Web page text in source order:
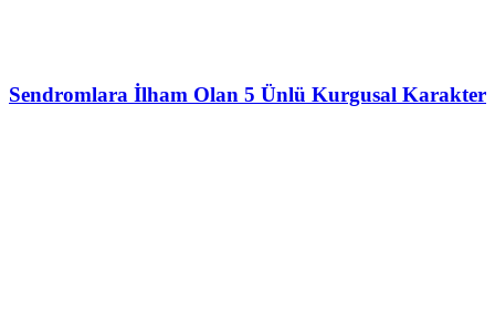
Sendromlara İlham Olan 5 Ünlü Kurgusal Karakter